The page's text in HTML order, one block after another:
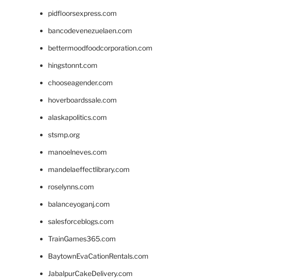
pidfloorsexpress.com
bancodevenezuelaen.com
bettermoodfoodcorporation.com
hingstonnt.com
chooseagender.com
hoverboardssale.com
alaskapolitics.com
stsmp.org
manoelneves.com
mandelaeffectlibrary.com
roselynns.com
balanceyoganj.com
salesforceblogs.com
TrainGames365.com
BaytownEvaCationRentals.com
JabalpurCakeDelivery.com